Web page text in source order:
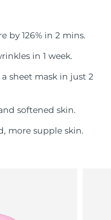
by 126% in 2 mins.
in 1 week.
sheet mask in just 2
softened skin.
more supple skin.
Tahmini teslim tarihi8/12/26
Tahmini teslim tarihi
Tahmini teslim tarihi8/13/26
Tahmini teslim tarihi